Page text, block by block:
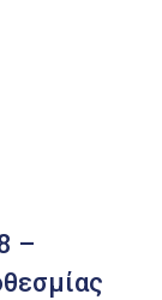
–